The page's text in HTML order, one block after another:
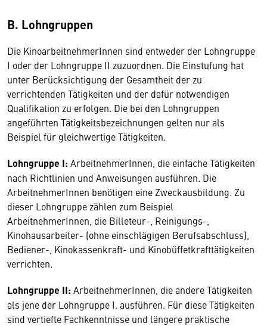
B. Lohngruppen
Die KinoarbeitnehmerInnen sind entweder der Lohngruppe
I oder der Lohngruppe II zuzuordnen. Die Einstufung hat
unter Berücksichtigung der Gesamtheit der zu
verrichtenden Tätigkeiten und der dafür notwendigen
Qualifikation zu erfolgen. Die bei den Lohngruppen
angeführten Tätigkeitsbezeichnungen gelten nur als
Beispiel für gleichwertige Tätigkeiten.
Lohngruppe I: ArbeitnehmerInnen, die einfache Tätigkeiten
nach Richtlinien und Anweisungen ausführen. Die
ArbeitnehmerInnen benötigen eine Zweckausbildung. Zu
dieser Lohngruppe zählen zum Beispiel
ArbeitnehmerInnen, die Billeteur-, Reinigungs-,
Kinohausarbeiter- (ohne einschlägigen Berufsabschluss),
Bediener-, Kinokassenkraft- und Kinobüffetkrafttätigkeiten
verrichten.
Lohngruppe II: ArbeitnehmerInnen, die andere Tätigkeiten
als jene der Lohngruppe I. ausführen. Für diese Tätigkeiten
sind vertiefte Fachkenntnisse und längere praktische